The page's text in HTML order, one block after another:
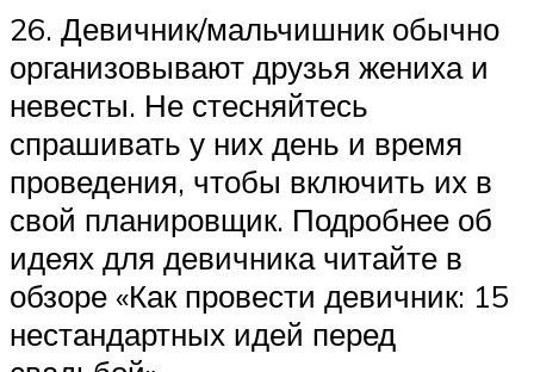
26. Девичник/мальчишник обычно
организовывают друзья жениха и
невесты. Не стесняйтесь
спрашивать у них день и время
проведения, чтобы включить их в
свой планировщик. Подробнее об
идеях для девичника читайте в
обзоре «Как провести девичник: 15
нестандартных идей перед